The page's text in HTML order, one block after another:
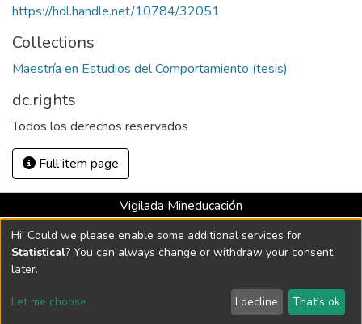
https://hdl.handle.net/10784/32051
Collections
Maestría en Estudios del Comportamiento (tesis)
dc.rights
Todos los derechos reservados
Full item page
Vigilada Mineducación
Universidad con Acreditación Institucional hasta 2026 -
Resolución MEN 2158 de 2018
DSpace software copyright © 2002-2026 LYRASIS
Send Feedback
Hi! Could we please enable some additional services for
Statistical? You can always change or withdraw your consent
later.
Let me choose I decline That's ok